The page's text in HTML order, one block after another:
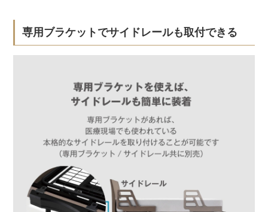
専用ブラケットでサイドレールも取付できる